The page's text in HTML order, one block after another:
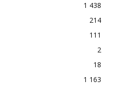
1 438
214
111
2
18
1 163